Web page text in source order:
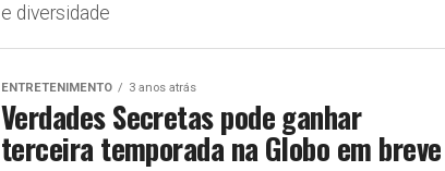
e diversidade
ENTRETENIMENTO 3 anos atrás
Verdades Secretas pode ganhar
terceira temporada na Globo em breve